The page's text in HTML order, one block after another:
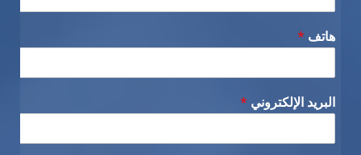
هاتف *
البريد الإلكتروني *